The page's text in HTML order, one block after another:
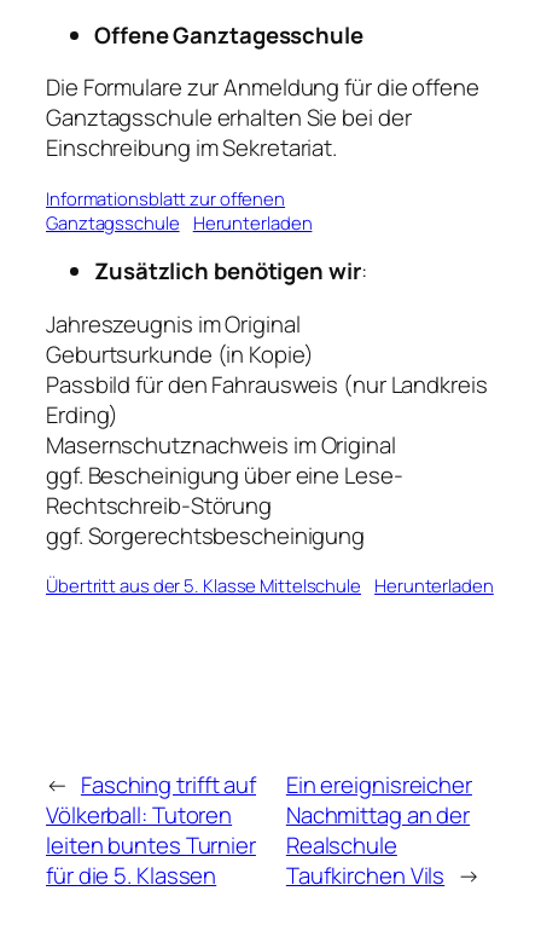
Offene Ganztagesschule
Die Formulare zur Anmeldung für die offene
Ganztagsschule erhalten Sie bei der
Einschreibung im Sekretariat.
Informationsblatt zur offenen
Ganztagsschule
Herunterladen
Zusätzlich benötigen wir:
Jahreszeugnis im Original
Geburtsurkunde (in Kopie)
Passbild für den Fahrausweis (nur Landkreis
Erding)
Masernschutznachweis im Original
ggf. Bescheinigung über eine Lese-
Rechtschreib-Störung
ggf. Sorgerechtsbescheinigung
Übertritt aus der 5. Klasse Mittelschule Herunterladen
← Fasching trifft auf
Völkerball: Tutoren
leiten buntes Turnier
für die 5. Klassen
Ein ereignisreicher
Nachmittag an der
Realschule
Taufkirchen Vils →